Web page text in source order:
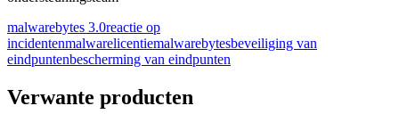
malwarebytes 3.0reactie op
incidentenmalwarelicentiemalwarebytesbeveiliging van
eindpuntenbescherming van eindpunten
Verwante producten